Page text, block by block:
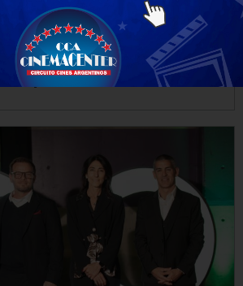
el pago de consumos en
experiencia más simple,